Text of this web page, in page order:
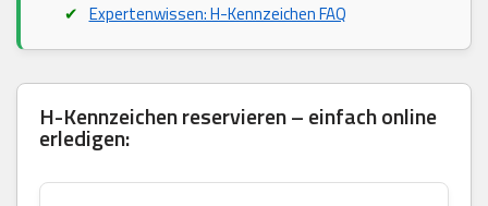
Expertenwissen: H-Kennzeichen FAQ
H-Kennzeichen reservieren – einfach online
erledigen: